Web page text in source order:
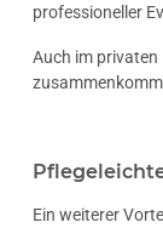
professioneller
Auch im privaten
Ein weiterer